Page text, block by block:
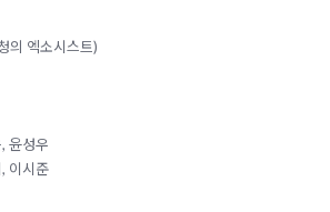
의 엑소시스트)
윤성우
이시준